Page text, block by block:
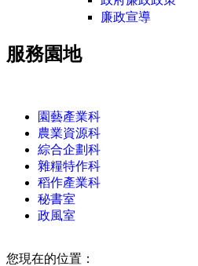
廉政宣導
服務園地
園藝產業科
農業資源科
綜合企劃科
雜糧特作科
稻作產業科
秘書室
政風室
您現在的位置：